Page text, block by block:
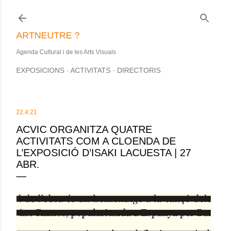
ARTNEUTRE ?
Agenda Cultural i de les Arts Visuals
EXPOSICIONS ACTIVITATS DIRECTORIS
22.4.21
ACVIC ORGANITZA QUATRE
ACTIVITATS COM A CLOENDA DE
L’EXPOSICIÓ D’ISAKI LACUESTA | 27
ABR.